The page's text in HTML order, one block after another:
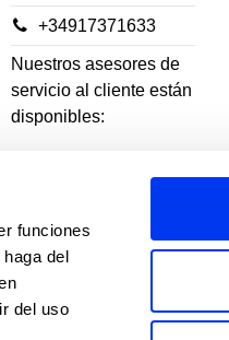
funciones
del
del uso
+34917371633
Nuestros asesores de
servicio al cliente están
disponibles:
De lunes a jueves: 10h-
Viernes: 10h-14h